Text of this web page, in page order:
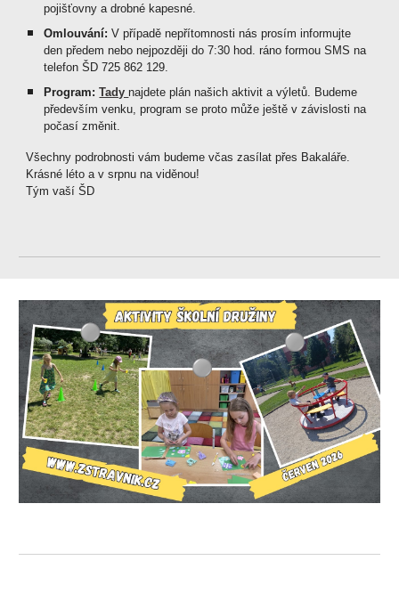
pojišťovny a drobné kapesné.
Omlouvání:V případě nepřítomnosti nás prosím informujte
den předem nebo nejpozději do 7:30 hod. ráno formou SMS na
telefon ŠD 725 862 129.
Program: Tadynajdete plán našich aktivit a výletů. Budeme
především venku, program se proto může ještě v závislosti na
počasí změnit.
Všechny podrobnosti vám budeme včas zasílat přes Bakaláře.
Krásné léto a v srpnu na viděnou!
Tým vaší ŠD